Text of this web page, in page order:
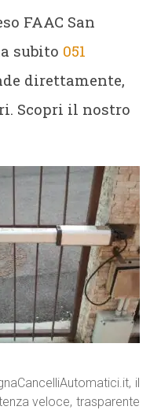
FAAC San
subito 051
direttamente,
Scopri il nostro
il
veloce, trasparente